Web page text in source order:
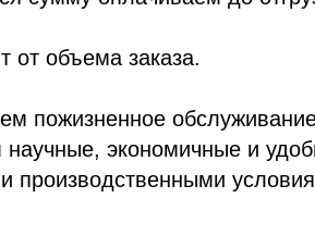
от объема заказа.
пожизненное
научные, экономичные и
производственными